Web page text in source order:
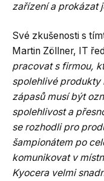
zařízení a prokázat
Své zkušenosti s
Martin Zöllner, IT
pracovat s firmou,
spolehlivé
zápasů musí být
spolehlivost a
se rozhodli pro
šampionátem po
komunikovat v
Kyocera velmi